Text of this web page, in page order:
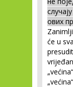
ових
će u